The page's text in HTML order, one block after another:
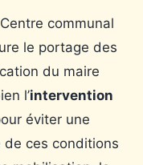
communal
le portage des
du maire
l’intervention
éviter une
de ces conditions